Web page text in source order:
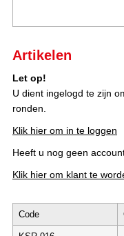
Artikelen
Let op!
U dient ingelogd te zijn
ronden.
Klik hier om in te loggen
Heeft u nog geen
Klik hier om klant te
Code